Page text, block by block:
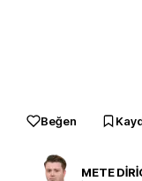
Beğen
METE